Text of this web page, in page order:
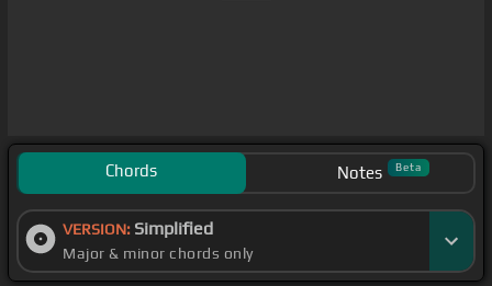
Chords Notes Beta
VERSION: Simplified
Major & minor chords only